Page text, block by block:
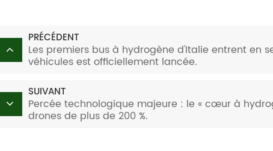
PRÉCÉDENT
Les premiers bus à hydrogène d'Italie entrent en
véhicules est officiellement lancée.
SUIVANT
Percée technologique majeure : le « cœur à
drones de plus de 200 %.